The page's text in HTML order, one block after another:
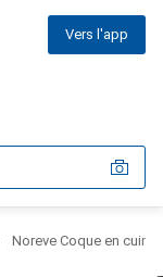
Vers l'app
Noreve Coque en cuir